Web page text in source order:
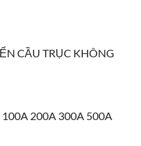
CẦU TRỤC KHÔNG
200A 300A 500A